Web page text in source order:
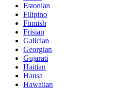
Estonian
Filipino
Finnish
Frisian
Galician
Georgian
Gujarati
Haitian
Hausa
Hawaiian